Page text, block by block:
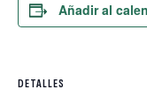
Añadir al
DETALLES